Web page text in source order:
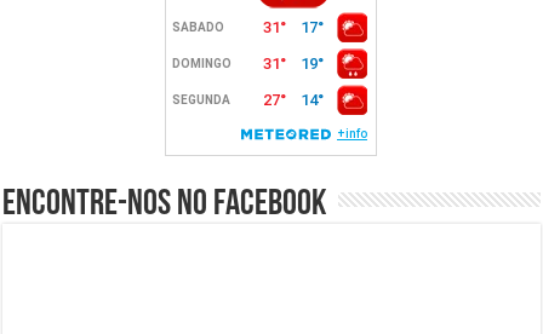
Encontre-nos no Facebook